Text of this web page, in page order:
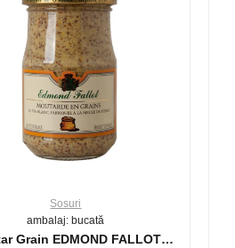
Sosuri
ambalaj: bucată
Grain EDMOND FALLOT